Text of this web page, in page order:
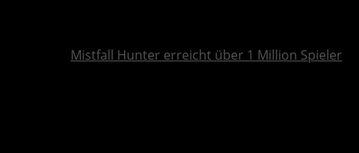
Mistfall Hunter erreicht über 1 Million Spieler